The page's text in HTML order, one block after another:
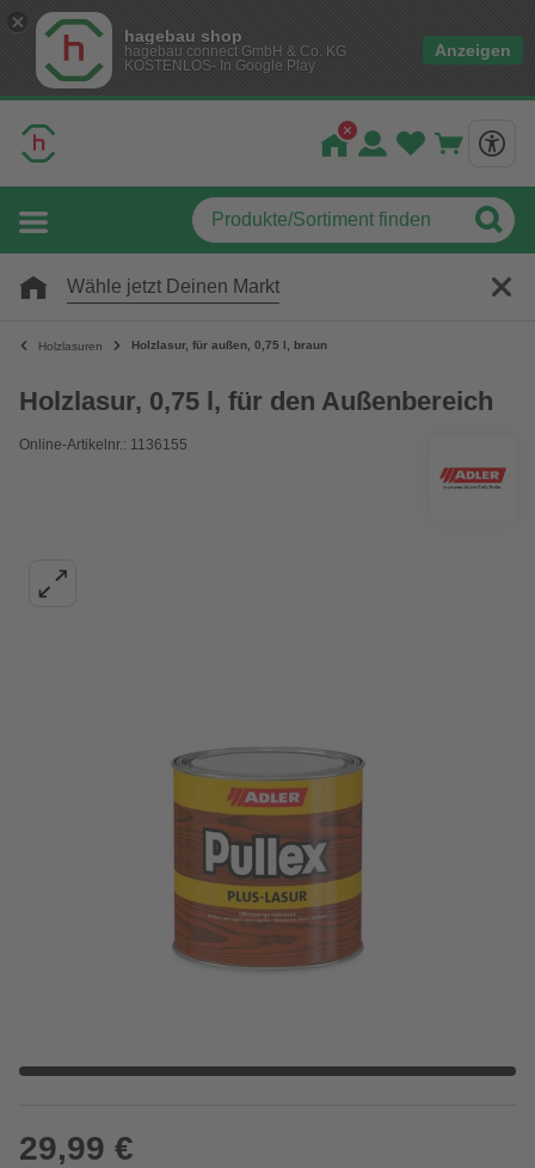
hagebau shop
hagebau connect GmbH & Co. KG
KOSTENLOS- In Google Play
Anzeigen
Wähle jetzt Deinen Markt
Holzlasuren Holzlasur, für außen, 0,75 l, braun
Holzlasur, 0,75 l, für den Außenbereich
Online-Artikelnr.: 1136155
29,99 €